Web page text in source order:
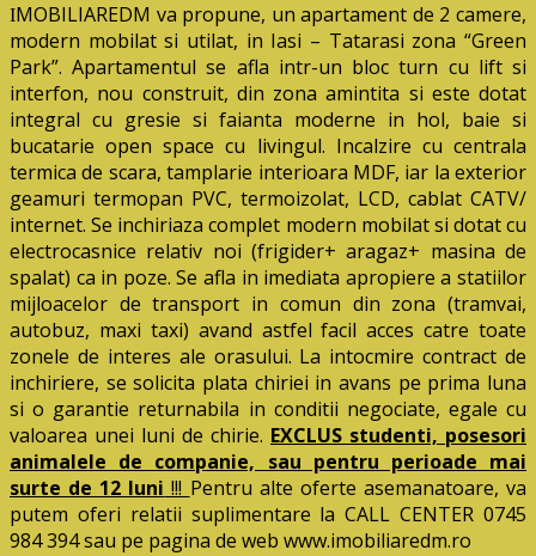
IMOBILIAREDM va propune, un apartament de 2 camere,
modern mobilat si utilat, in Iasi – Tatarasi zona “Green
Park”. Apartamentul se afla intr-un bloc turn cu lift si
interfon, nou construit, din zona amintita si este dotat
integral cu gresie si faianta moderne in hol, baie si
bucatarie open space cu livingul. Incalzire cu centrala
termica de scara, tamplarie interioara MDF, iar la exterior
geamuri termopan PVC, termoizolat, LCD, cablat CATV/
internet. Se inchiriaza complet modern mobilat si dotat cu
electrocasnice relativ noi (frigider+ aragaz+ masina de
spalat) ca in poze. Se afla in imediata apropiere a statiilor
mijloacelor de transport in comun din zona (tramvai,
autobuz, maxi taxi) avand astfel facil acces catre toate
zonele de interes ale orasului. La intocmire contract de
inchiriere, se solicita plata chiriei in avans pe prima luna
si o garantie returnabila in conditii negociate, egale cu
valoarea unei luni de chirie. EXCLUS studenti, posesori
animalele de companie, sau pentru perioade mai
surte de 12 luni !!! Pentru alte oferte asemanatoare, va
putem oferi relatii suplimentare la CALL CENTER 0745
984 394 sau pe pagina de web www.imobiliaredm.ro